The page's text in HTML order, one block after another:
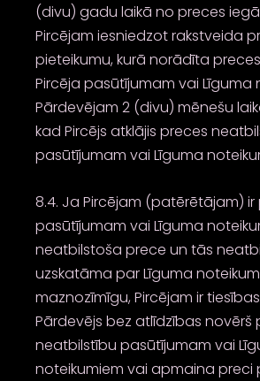
(divu) gadu laikā no preces
Pircējam iesniedzot rakstveida
pieteikumu, kurā norādīta
Pircēja pasūtījumam vai Līguma
Pārdevējam 2 (divu) mēnešu
kad Pircējs atklājis preces
pasūtījumam vai Līguma
8.4. Ja Pircējam (patērētājam)
pasūtījumam vai Līguma
neatbilstoša prece un tās
uzskatāma par Līguma
maznozīmīgu, Pircējam ir
Pārdevējs bez atlīdzības novērš
neatbilstību pasūtījumam vai
noteikumiem vai apmaina preci